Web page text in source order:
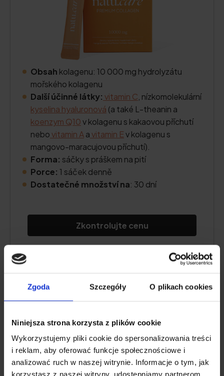
Zgoda Szczegóły O plikach cookies
Niniejsza strona korzysta z plików cookie
Wykorzystujemy pliki cookie do spersonalizowania treści
i reklam, aby oferować funkcje społecznościowe i
analizować ruch w naszej witrynie. Informacje o tym, jak
korzystasz z naszej witryny, udostępniamy partnerom
Obsah kolagenu: 10 000 mg hydrolyzátu
mořského kolagenu
Další účinné látky: vitamin C, nízkomolekulární
kyselina hyaluronová (a také L-theanin a
koenzym Q10v kolagenu s kakaovou příchutí
nebovitamin Aavitamin Ev kolagenu s
mangovo-maracujovou příchutí).
Forma: sáčky s práškem na pití
Porce: 1 sáček denně
Dostatečné množství na: 30 dní
Zkontrolujte cenu
Výhody a nevýhody
Další informace
Uživatelská recenze